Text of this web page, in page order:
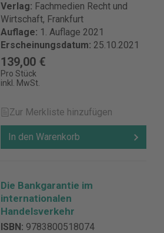
Verlag: Fachmedien Recht und
Wirtschaft, Frankfurt
Auflage: 1. Auflage 2021
Erscheinungsdatum: 25.10.2021
139,00 €
Pro Stück
inkl. MwSt.
Zur Merkliste hinzufügen
In den Warenkorb
Die Bankgarantie im
internationalen
Handelsverkehr
ISBN: 9783800518074